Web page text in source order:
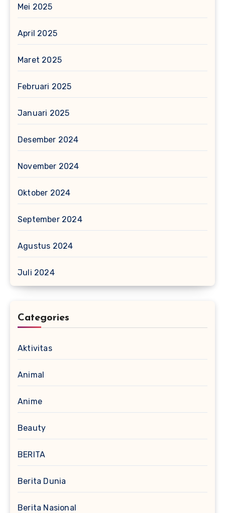
Mei 2025
April 2025
Maret 2025
Februari 2025
Januari 2025
Desember 2024
November 2024
Oktober 2024
September 2024
Agustus 2024
Juli 2024
Categories
Aktivitas
Animal
Anime
Beauty
BERITA
Berita Dunia
Berita Nasional